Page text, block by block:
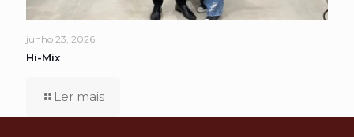
junho 23, 2026
Hi-Mix
Ler mais